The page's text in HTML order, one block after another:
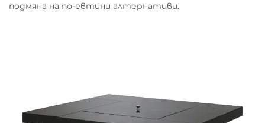
подмяна на по-евтини алтернативи.